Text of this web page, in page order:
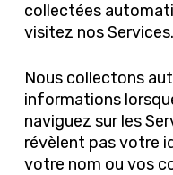
collectées
visitez nos Services.
Nous collectons
informations
naviguez sur les
révèlent pas votre
votre nom ou vos